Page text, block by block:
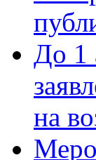
До 1
на